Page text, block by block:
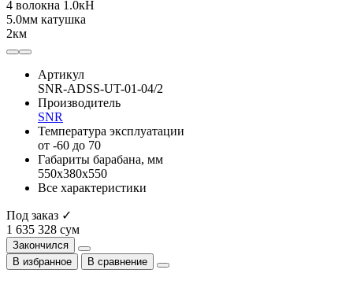
Артикул
SNR-ADSS-UT-01-04/2
Производитель
SNR
Температура эксплуатации
от -60 до 70
Габариты барабана, мм
550x380x550
Все характеристики
Под заказ ✓
1 635 328 сум
Закончился
В избранное
В сравнение